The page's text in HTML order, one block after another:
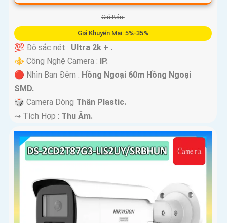
Giá Bán:
Giá Khuyến Mại: 5%-35%
💯 Độ sắc nét : Ultra 2k + .
⚜️ Công Nghệ Camera : IP.
🔴 Nhìn Ban Đêm : Hồng Ngoại 60m Hồng Ngoại
SMD.
🎲 Camera Dòng Thân Plastic.
️⇝ Tích Hợp : Thu Âm.